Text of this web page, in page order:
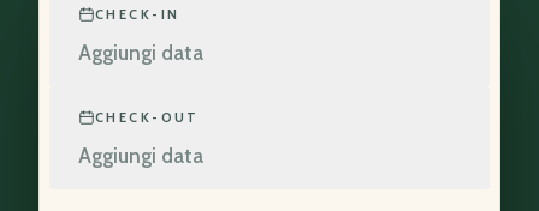
CHECK-IN
Aggiungi data
CHECK-OUT
Aggiungi data